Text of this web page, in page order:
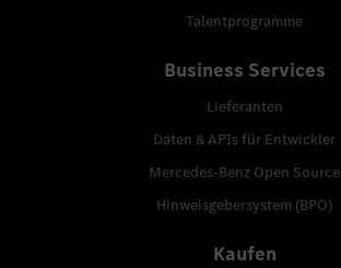
Talentprogramme
Business Services
Lieferanten
Daten & APIs für Entwickler
Mercedes-Benz Open Source
Hinweisgebersystem (BPO)
Kaufen